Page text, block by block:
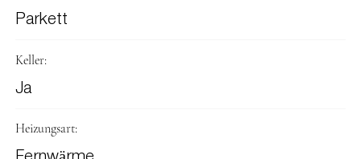
Parkett
Keller:
Ja
Heizungsart: